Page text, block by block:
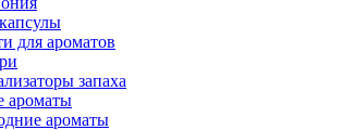
для ароматов
запаха
ароматы
ароматы